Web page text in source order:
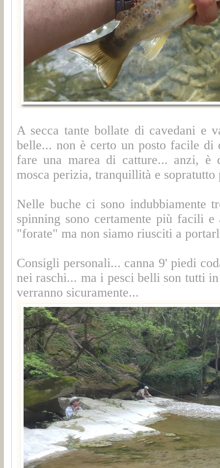
A secca tante bollate di cavedani e
belle... non è certo un posto facile
fare una marea di catture... anzi,
mosca perizia, tranquillità e sopratutto
Nelle buche ci sono indubbiamente
spinning sono certamente più facili
"forate" ma non siamo riusciti a
Consigli personali... canna 9' piedi
nei raschi... ma i pesci belli son tutti
verranno sicuramente...